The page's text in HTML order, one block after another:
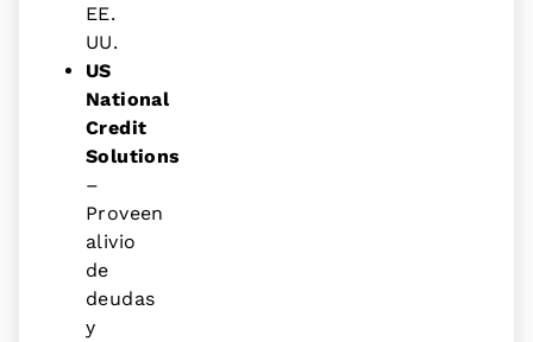
EE.
UU.
US
National
Credit
Solutions
–
Proveen
alivio
de
deudas
y